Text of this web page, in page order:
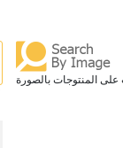
المنتوجات بالصورة